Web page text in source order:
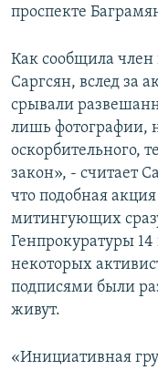
Հայերեն
English
Русский
Все сайты Радио
проспекте
Как сообщила
Саргсян, вслед за
срывали
лишь фотографии,
оскорбительного,
закон», - считает
что подобная
митингующих
Генпрокуратуры
некоторых
подписями были
живут.
«Инициативная